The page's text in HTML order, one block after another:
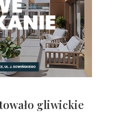
gliwickie